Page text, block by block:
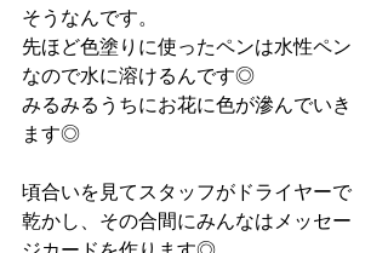
そうなんです。
先ほど色塗りに使ったペンは水性ペン
なので水に溶けるんです◎
みるみるうちにお花に色が滲んでいき
ます◎
頃合いを見てスタッフがドライヤーで
乾かし、その合間にみんなはメッセー